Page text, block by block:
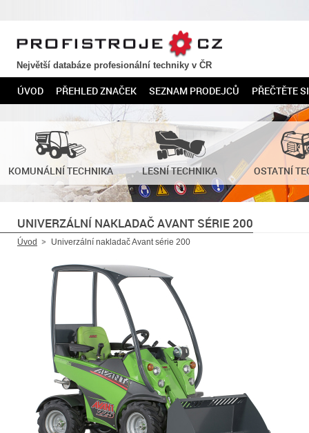
PROFISTROJE.CZ
Největší databáze profesionální techniky v ČR
ÚVOD PŘEHLED ZNAČEK SEZNAM PRODEJCŮ PŘEČTĚTE SI
KOMUNÁLNÍ TECHNIKA LESNÍ TECHNIKA OSTATNÍ
UNIVERZÁLNÍ NAKLADAČ AVANT SÉRIE 200
Úvod Univerzální nakladač Avant série 200